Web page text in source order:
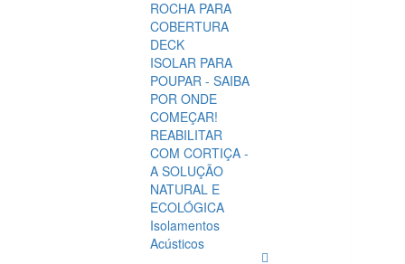
ROCHA PARA
COBERTURA
DECK
ISOLAR PARA
POUPAR - SAIBA
POR ONDE
COMEÇAR!
REABILITAR
COM CORTIÇA -
A SOLUÇÃO
NATURAL E
ECOLÓGICA
Isolamentos
Acústicos